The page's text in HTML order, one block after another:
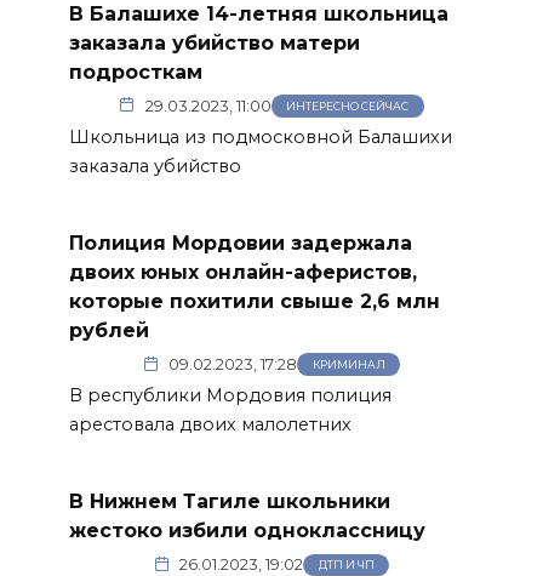
В Балашихе 14-летняя школьница
заказала убийство матери
подросткам
29.03.2023, 11:00 ИНТЕРЕСНО СЕЙЧАС
Школьница из подмосковной Балашихи
заказала убийство
Полиция Мордовии задержала
двоих юных онлайн-аферистов,
которые похитили свыше 2,6 млн
рублей
09.02.2023, 17:28 КРИМИНАЛ
В республики Мордовия полиция
арестовала двоих малолетних
В Нижнем Тагиле школьники
жестоко избили одноклассницу
26.01.2023, 19:02 ДТП И ЧП